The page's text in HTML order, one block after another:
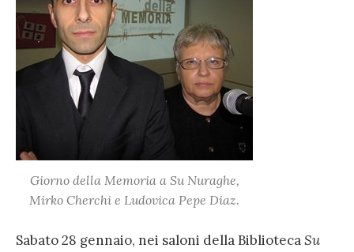
Giorno della Memoria a Su Nuraghe,
Mirko Cherchi e Ludovica Pepe Diaz.
Sabato 28 gennaio, nei saloni della BibliotecaSu